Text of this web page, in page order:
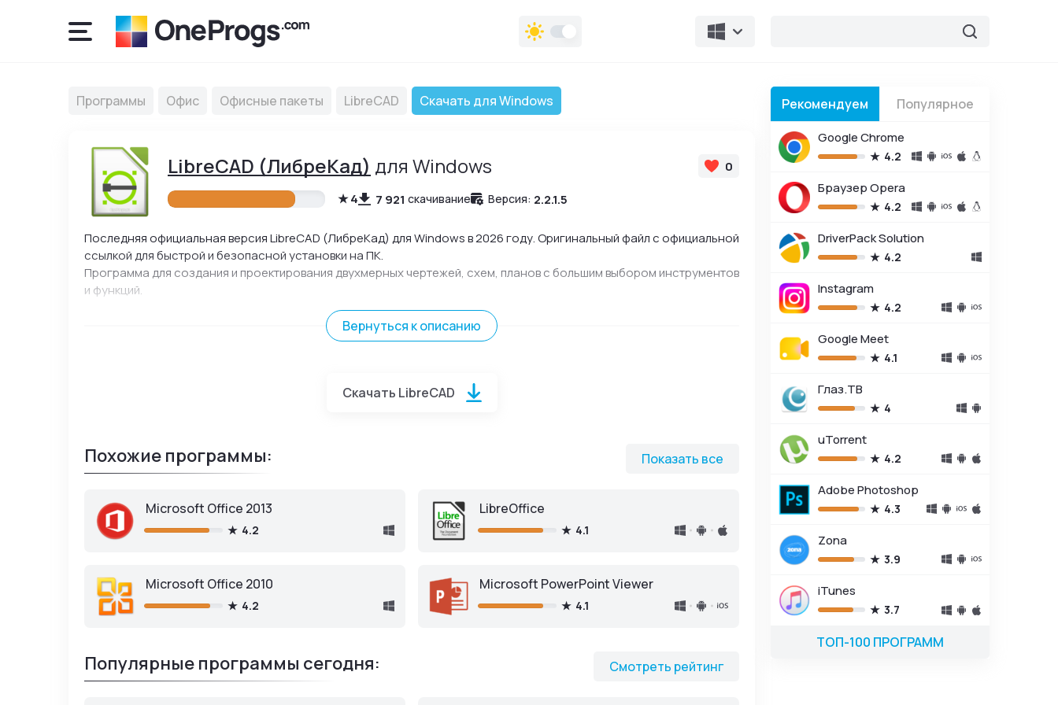
Программы Офис Офисные пакеты LibreCAD Скачать для Windows
LibreCAD (ЛибреКад) для Windows
0
4
7 921 скачивание Версия: 2.2.1.5
Последняя официальная версия LibreCAD (ЛибреКад) для Windows в 2026 году. Оригинальный файл с официальной
ссылкой для быстрой и безопасной установки на ПК.
Программа для создания и проектирования двухмерных чертежей, схем, планов с большим выбором инструментов
и функций.
Вернуться к описанию
Скачать LibreCAD
Похожие программы: Показать все
Microsoft Office 2013
4.2
LibreOffice
4.1
Microsoft Office 2010
4.2
Microsoft PowerPoint Viewer
4.1
Популярные программы сегодня: Смотреть рейтинг
Скачать бесплатно
Рекомендуем Популярное
Google Chrome
4.2
Браузер Opera
4.2
DriverPack Solution
4.2
Instagram
4.2
Google Meet
4.1
Глаз.ТВ
4
uTorrent
4.2
Adobe Photoshop
4.3
Zona
3.9
iTunes
3.7
ТОП-100 ПРОГРАММ